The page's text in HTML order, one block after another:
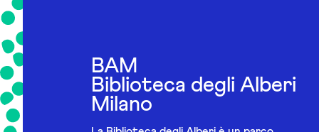
BAM
Biblioteca degli Alberi
Milano